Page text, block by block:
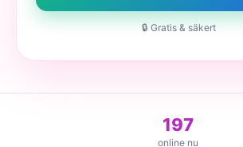
🔒 Gratis & säkert
197
online nu